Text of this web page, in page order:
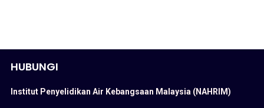
HUBUNGI
Institut Penyelidikan Air Kebangsaan Malaysia (NAHRIM)